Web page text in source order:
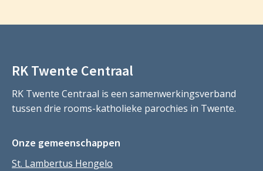
RK Twente Centraal
RK Twente Centraal is een samenwerkingsverband
tussen drie rooms-katholieke parochies in Twente.
Onze gemeenschappen
St. Lambertus Hengelo